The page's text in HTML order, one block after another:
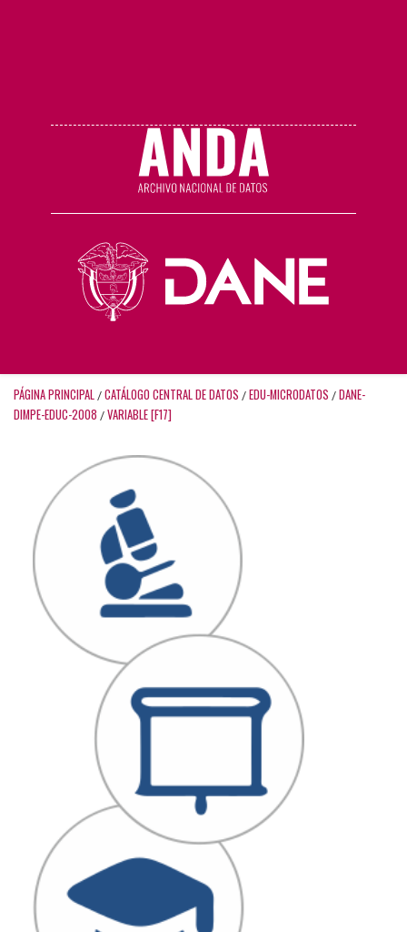
PÁGINA PRINCIPAL / CATÁLOGO CENTRAL DE DATOS / EDU-MICRODATOS / DANE-
DIMPE-EDUC-2008 / VARIABLE [F17]